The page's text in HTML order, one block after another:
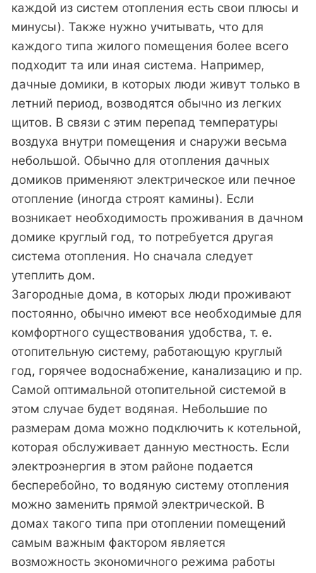
каждой из систем отопления есть свои плюсы и
минусы). Также нужно учитывать, что для
каждого типа жилого помещения более всего
подходит та или иная система. Например,
дачные домики, в которых люди живут только в
летний период, возводятся обычно из легких
щитов. В связи с этим перепад температуры
воздуха внутри помещения и снаружи весьма
небольшой. Обычно для отопления дачных
домиков применяют электрическое или печное
отопление (иногда строят камины). Если
возникает необходимость проживания в дачном
домике круглый год, то потребуется другая
система отопления. Но сначала следует
утеплить дом.
Загородные дома, в которых люди проживают
постоянно, обычно имеют все необходимые для
комфортного существования удобства, т. е.
отопительную систему, работающую круглый
год, горячее водоснабжение, канализацию и пр.
Самой оптимальной отопительной системой в
этом случае будет водяная. Небольшие по
размерам дома можно подключить к котельной,
которая обслуживает данную местность. Если
электроэнергия в этом районе подается
бесперебойно, то водяную систему отопления
можно заменить прямой электрической. В
домах такого типа при отоплении помещений
самым важным фактором является
возможность экономичного режима работы